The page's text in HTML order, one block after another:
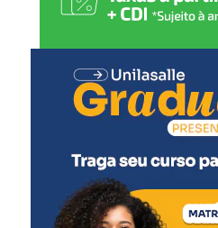
“O exemplo
demonstra que
preciso
de notas para
contemplado.
cinco notas
grande